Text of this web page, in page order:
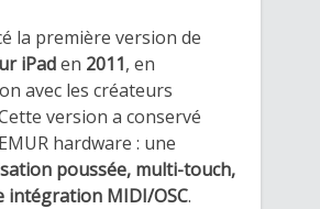
la première version de
iPaden 2011, en
avec les créateurs
version a conservé
hardware : une
poussée, multi-touch,
intégration MIDI/OSC.